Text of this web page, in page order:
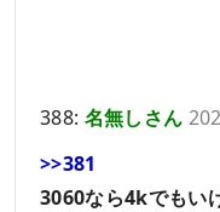
388: 名無しさん
>>381
3060なら4kでもい